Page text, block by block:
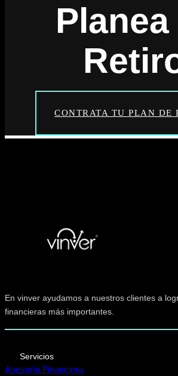
CONTRATA TU PLAN DE
En vinver ayudamos a nuestros clientes a
financieras más importantes.
Servicios
Asesoría Financiera